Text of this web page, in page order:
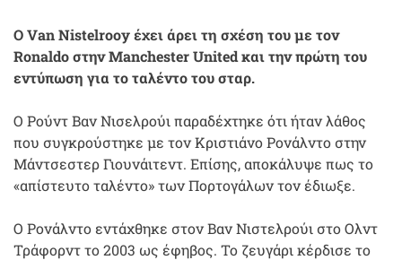
Ο Van Nistelrooy έχει άρει τη σχέση του με τον
Ronaldo στην Manchester United και την πρώτη του
εντύπωση για το ταλέντο του σταρ.
Ο Ρούντ Βαν Νισελρούι παραδέχτηκε ότι ήταν λάθος
που συγκρούστηκε με τον Κριστιάνο Ρονάλντο στην
Μάντσεστερ Γιουνάιτεντ. Επίσης, αποκάλυψε πως το
«απίστευτο ταλέντο» των Πορτογάλων τον έδιωξε.
Ο Ρονάλντο εντάχθηκε στον Βαν Νιστελρούι στο Ολντ
Τράφορντ το 2003 ως έφηβος. Το ζευγάρι κέρδισε το